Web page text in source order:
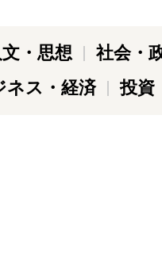
文・思想
社会・
ネス・経済 投資